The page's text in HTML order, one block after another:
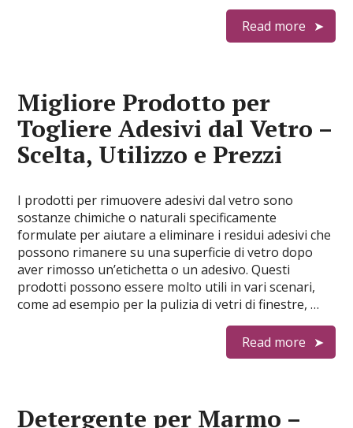
Read more
Migliore Prodotto per
Togliere Adesivi dal Vetro –
Scelta, Utilizzo e Prezzi
I prodotti per rimuovere adesivi dal vetro sono
sostanze chimiche o naturali specificamente
formulate per aiutare a eliminare i residui adesivi che
possono rimanere su una superficie di vetro dopo
aver rimosso un’etichetta o un adesivo. Questi
prodotti possono essere molto utili in vari scenari,
come ad esempio per la pulizia di vetri di finestre, …
Read more
Detergente per Marmo –